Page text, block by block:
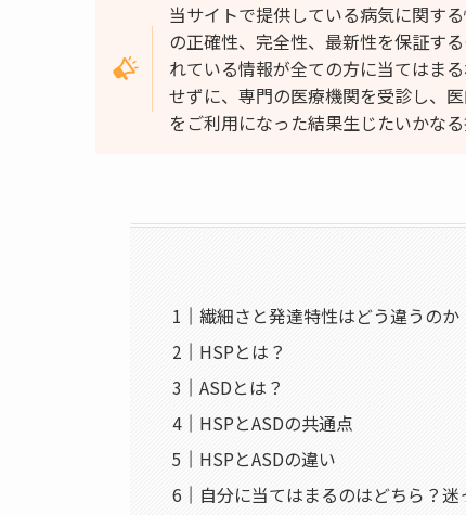
当サイトで提供している病気に関す
の正確性、完全性、最新性を保証す
れている情報が全ての方に当てはま
せずに、専門の医療機関を受診し、
をご利用になった結果生じたいかな
繊細さと発達特性はどう違うのか
HSPとは？
ASDとは？
HSPとASDの共通点
HSPとASDの違い
自分に当てはまるのはどちら？